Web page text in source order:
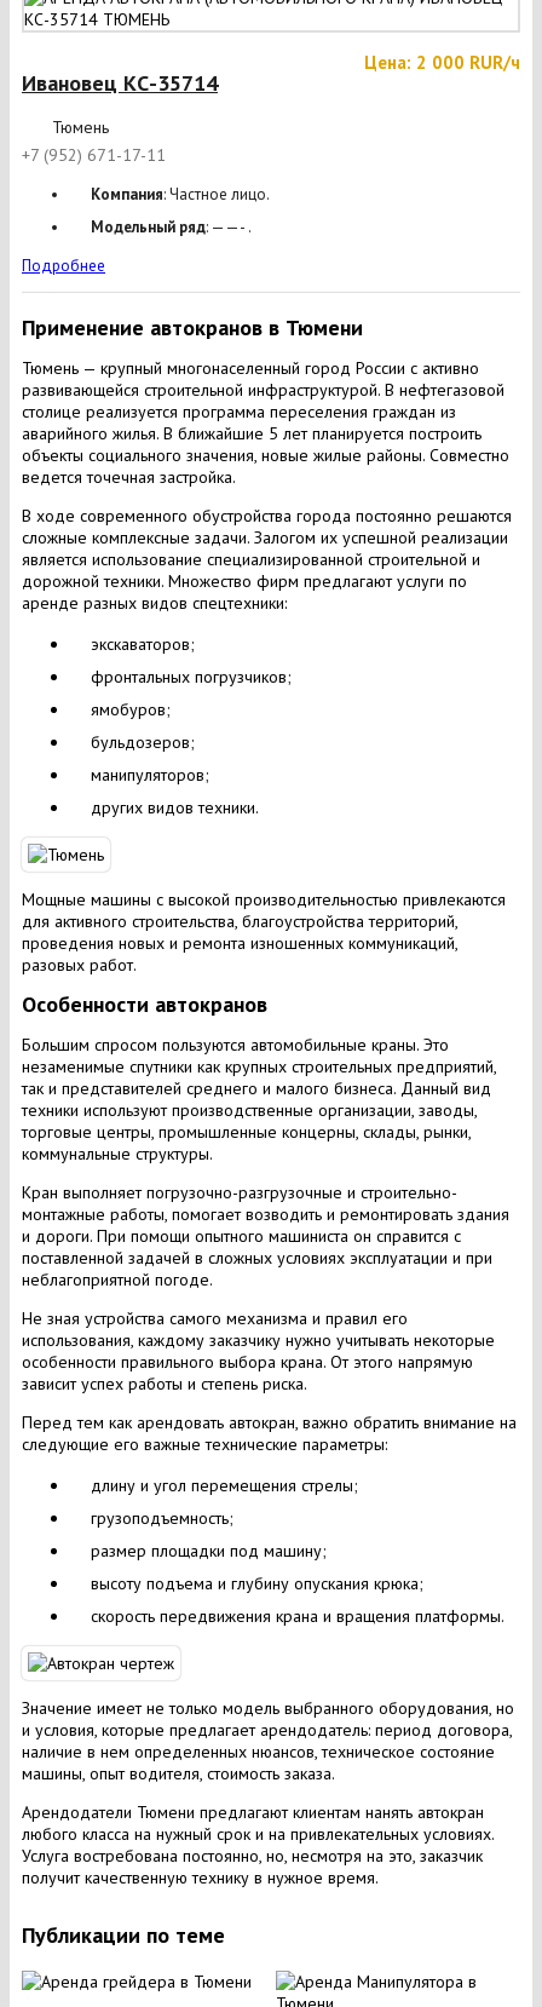
Ивановец КС-35714
Цена: 2 000 RUR/ч
Тюмень
+7 (952) 671-17-11
Компания: Частное лицо.
Модельный ряд: ——- .
Подробнее
Применение автокранов в Тюмени
Тюмень — крупный многонаселенный город России с активно
развивающейся строительной инфраструктурой. В нефтегазовой
столице реализуется программа переселения граждан из
аварийного жилья. В ближайшие 5 лет планируется построить
объекты социального значения, новые жилые районы. Совместно
ведется точечная застройка.
В ходе современного обустройства города постоянно решаются
сложные комплексные задачи. Залогом их успешной реализации
является использование специализированной строительной и
дорожной техники. Множество фирм предлагают услуги по
аренде разных видов спецтехники:
экскаваторов;
фронтальных погрузчиков;
ямобуров;
бульдозеров;
манипуляторов;
других видов техники.
Мощные машины с высокой производительностью привлекаются
для активного строительства, благоустройства территорий,
проведения новых и ремонта изношенных коммуникаций,
разовых работ.
Особенности автокранов
Большим спросом пользуются автомобильные краны. Это
незаменимые спутники как крупных строительных предприятий,
так и представителей среднего и малого бизнеса. Данный вид
техники используют производственные организации, заводы,
торговые центры, промышленные концерны, склады, рынки,
коммунальные структуры.
Кран выполняет погрузочно-разгрузочные и строительно-
монтажные работы, помогает возводить и ремонтировать здания
и дороги. При помощи опытного машиниста он справится с
поставленной задачей в сложных условиях эксплуатации и при
неблагоприятной погоде.
Не зная устройства самого механизма и правил его
использования, каждому заказчику нужно учитывать некоторые
особенности правильного выбора крана. От этого напрямую
зависит успех работы и степень риска.
Перед тем как арендовать автокран, важно обратить внимание на
следующие его важные технические параметры:
длину и угол перемещения стрелы;
грузоподъемность;
размер площадки под машину;
высоту подъема и глубину опускания крюка;
скорость передвижения крана и вращения платформы.
Значение имеет не только модель выбранного оборудования, но
и условия, которые предлагает арендодатель: период договора,
наличие в нем определенных нюансов, техническое состояние
машины, опыт водителя, стоимость заказа.
Арендодатели Тюмени предлагают клиентам нанять автокран
любого класса на нужный срок и на привлекательных условиях.
Услуга востребована постоянно, но, несмотря на это, заказчик
получит качественную технику в нужное время.
Публикации по теме